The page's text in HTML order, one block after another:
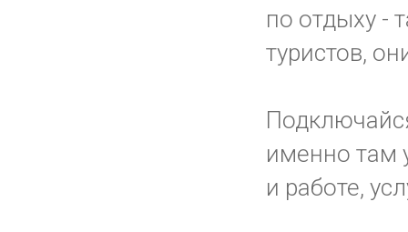
по отдыху -
туристов,
именно там
и работе,